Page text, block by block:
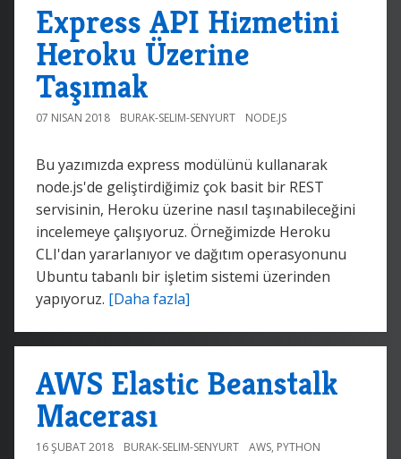
Express API Hizmetini
Heroku Üzerine
Taşımak
07 NISAN 2018 BURAK-SELIM-SENYURT NODE.JS
Bu yazımızda express modülünü kullanarak
node.js'de geliştirdiğimiz çok basit bir REST
servisinin, Heroku üzerine nasıl taşınabileceğini
incelemeye çalışıyoruz. Örneğimizde Heroku
CLI'dan yararlanıyor ve dağıtım operasyonunu
Ubuntu tabanlı bir işletim sistemi üzerinden
yapıyoruz. [Daha fazla]
AWS Elastic Beanstalk
Macerası
16 ŞUBAT 2018 BURAK-SELIM-SENYURT AWS, PYTHON